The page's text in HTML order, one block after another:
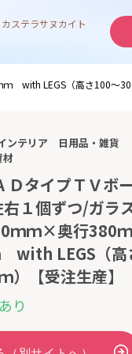
カステラサヌカイト
with LEGS（高さ100〜
ンテリア
日用品・雑貨
材
ＤタイプＴＶボ
１個ずつ/ガラ
ｍｍ×奥行380
with LEGS（高
【受注生産】
り